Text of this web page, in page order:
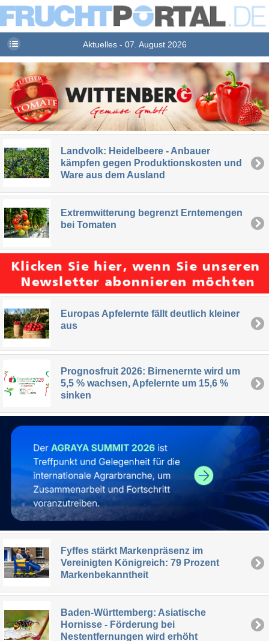
Aktuelles - 07. August 2026
Landvolk: Heidelbeere - Anbauer
kämpfen gegen Produktionskosten und
Ware aus dem Ausland
Extremwitterung begrenzt Erntemengen
bei Tomaten
Europas Apfelernte fällt deutlich kleiner
aus
Prognosfruit 2026: Birnenernte wird um
5,5 % wachsen, Apfelernte um 15,6 %
sinken
Fyffes stärkt Markenpräsenz im
Vereinigten Königreich: 79 Prozent
Markenbekanntheit
Baden-Württemberg: Asiatische
Hornisse - Förderung bei
Nestentfernungen wird erhöht